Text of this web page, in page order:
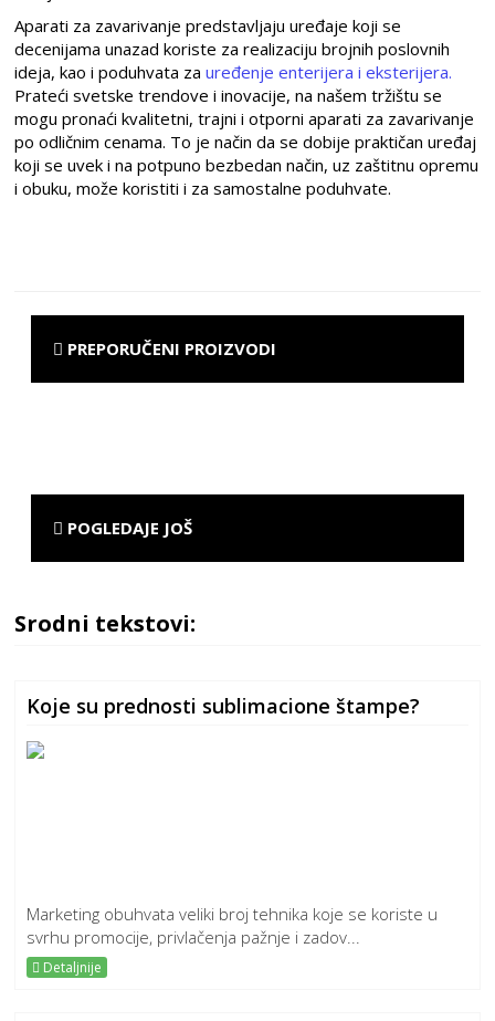
Aparati za zavarivanje predstavljaju uređaje koji se
decenijama unazad koriste za realizaciju brojnih poslovnih
ideja, kao i poduhvata zauređenje enterijera i eksterijera.
Prateći svetske trendove i inovacije, na našem tržištu se
mogu pronaći kvalitetni, trajni i otporni aparati za zavarivanje
po odličnim cenama. To je način da se dobije praktičan uređaj
koji se uvek i na potpuno bezbedan način, uz zaštitnu opremu
i obuku, može koristiti i za samostalne poduhvate.
PREPORUČENI PROIZVODI
POGLEDAJE JOŠ
Srodni tekstovi:
Koje su prednosti sublimacione štampe?
Marketing obuhvata veliki broj tehnika koje se koriste u
svrhu promocije, privlačenja pažnje i zadov...
Detaljnije